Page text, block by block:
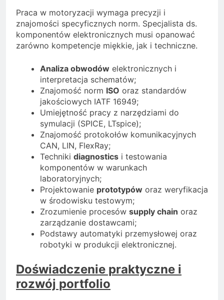
Praca w motoryzacji wymaga precyzji i
znajomości specyficznych norm. Specjalista ds.
komponentów elektronicznych musi opanować
zarówno kompetencje miękkie, jak i techniczne.
Analiza obwodów elektronicznych i
interpretacja schematów;
Znajomość norm ISO oraz standardów
jakościowych IATF 16949;
Umiejętność pracy z narzędziami do
symulacji (SPICE, LTspice);
Znajomość protokołów komunikacyjnych
CAN, LIN, FlexRay;
Techniki diagnostics i testowania
komponentów w warunkach
laboratoryjnych;
Projektowanie prototypów oraz weryfikacja
w środowisku testowym;
Zrozumienie procesów supply chain oraz
zarządzanie dostawcami;
Podstawy automatyki przemysłowej oraz
robotyki w produkcji elektronicznej.
Doświadczenie praktyczne i
rozwój portfolio